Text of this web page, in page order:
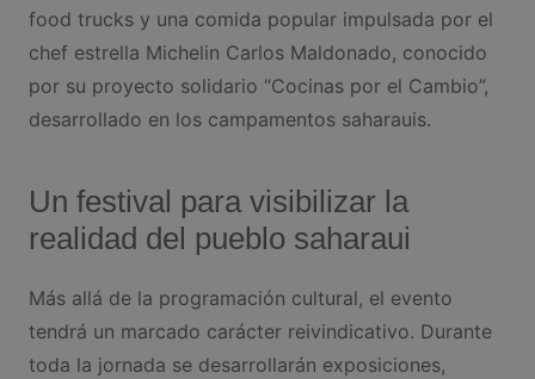
food trucks y una comida popular impulsada por el
chef estrella Michelin Carlos Maldonado, conocido
por su proyecto solidario “Cocinas por el Cambio”,
desarrollado en los campamentos saharauis.
Un festival para visibilizar la
realidad del pueblo saharaui
Más allá de la programación cultural, el evento
tendrá un marcado carácter reivindicativo. Durante
toda la jornada se desarrollarán exposiciones,